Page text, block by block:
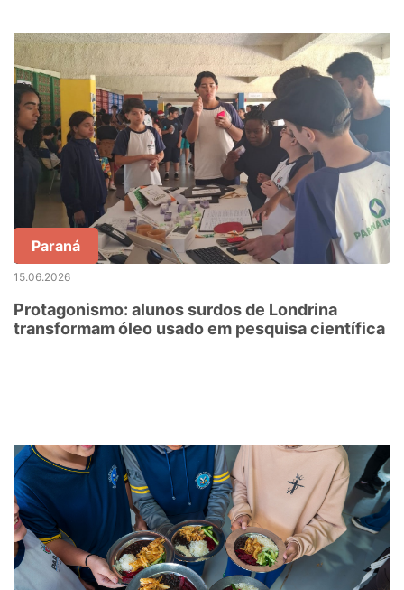
Paraná
15.06.2026
Protagonismo: alunos surdos de Londrina
transformam óleo usado em pesquisa científica